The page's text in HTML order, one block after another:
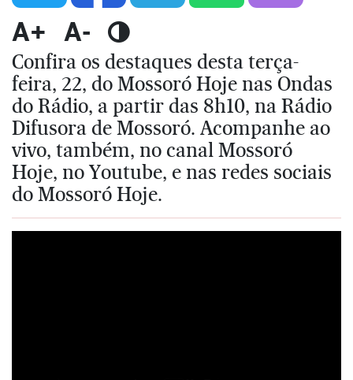
A+ A-
Confira os destaques desta terça-
feira, 22, do Mossoró Hoje nas Ondas
do Rádio, a partir das 8h10, na Rádio
Difusora de Mossoró. Acompanhe ao
vivo, também, no canal Mossoró
Hoje, no Youtube, e nas redes sociais
do Mossoró Hoje.